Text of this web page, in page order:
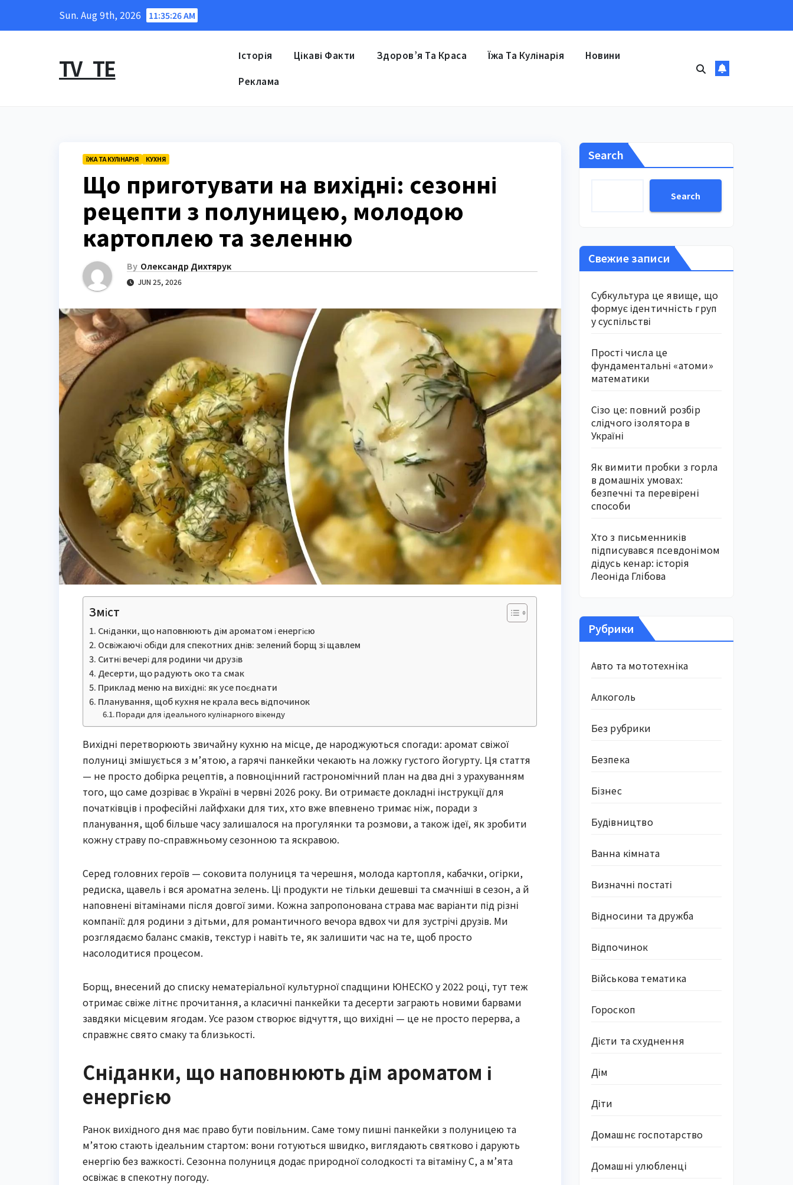
Sun. Aug 9th, 2026 11:35:28 AM
TV_TE Історія Цікаві Факти Здоров’я Та Краса Їжа Та Кулінарія Новини
Реклама
ЇЖА ТА КУЛІНАРІЯ КУХНЯ
Що приготувати на вихідні: сезонні
рецепти з полуницею, молодою
картоплею та зеленню
By Олександр Дихтярук
JUN 25, 2026
Зміст
Сніданки, що наповнюють дім ароматом і енергією
Освіжаючі обіди для спекотних днів: зелений борщ зі щавлем
Ситні вечері для родини чи друзів
Десерти, що радують око та смак
Приклад меню на вихідні: як усе поєднати
Планування, щоб кухня не крала весь відпочинок
Поради для ідеального кулінарного вікенду
Вихідні перетворюють звичайну кухню на місце, де народжуються спогади: аромат свіжої
полуниці змішується з м’ятою, а гарячі панкейки чекають на ложку густого йогурту. Ця стаття
— не просто добірка рецептів, а повноцінний гастрономічний план на два дні з урахуванням
того, що саме дозріває в Україні в червні 2026 року. Ви отримаєте докладні інструкції для
початківців і професійні лайфхаки для тих, хто вже впевнено тримає ніж, поради з
планування, щоб більше часу залишалося на прогулянки та розмови, а також ідеї, як зробити
кожну страву по-справжньому сезонною та яскравою.
Серед головних героїв — соковита полуниця та черешня, молода картопля, кабачки, огірки,
редиска, щавель і вся ароматна зелень. Ці продукти не тільки дешевші та смачніші в сезон, а й
наповнені вітамінами після довгої зими. Кожна запропонована страва має варіанти під різні
компанії: для родини з дітьми, для романтичного вечора вдвох чи для зустрічі друзів. Ми
розглядаємо баланс смаків, текстур і навіть те, як залишити час на те, щоб просто
насолодитися процесом.
Борщ, внесений до списку нематеріальної культурної спадщини ЮНЕСКО у 2022 році, тут теж
отримає свіже літнє прочитання, а класичні панкейки та десерти заграють новими барвами
завдяки місцевим ягодам. Усе разом створює відчуття, що вихідні — це не просто перерва, а
справжнє свято смаку та близькості.
Сніданки, що наповнюють дім ароматом і
енергією
Ранок вихідного дня має право бути повільним. Саме тому пишні панкейки з полуницею та
м’ятою стають ідеальним стартом: вони готуються швидко, виглядають святково і дарують
енергію без важкості. Сезонна полуниця додає природної солодкості та вітаміну C, а м’ята
освіжає в спекотну погоду.
Search
Search
Свежие записи
Субкультура це явище, що
формує ідентичність груп
у суспільстві
Прості числа це
фундаментальні «атоми»
математики
Сізо це: повний розбір
слідчого ізолятора в
Україні
Як вимити пробки з горла
в домашніх умовах:
безпечні та перевірені
способи
Хто з письменників
підписувався псевдонімом
дідусь кенар: історія
Леоніда Глібова
Рубрики
Авто та мототехніка
Алкоголь
Без рубрики
Безпека
Бізнес
Будівництво
Ванна кімната
Визначні постаті
Відносини та дружба
Відпочинок
Військова тематика
Гороскоп
Дієти та схуднення
Дім
Діти
Домашнє госпотарство
Домашні улюбленці